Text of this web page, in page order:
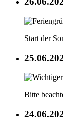
Start der
Bitte